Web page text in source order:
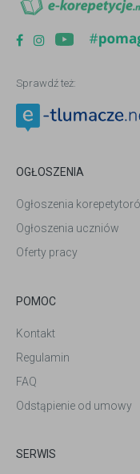
Sprawdź też:
OGŁOSZENIA
Ogłoszenia
Ogłoszenia uczniów
Oferty pracy
POMOC
Kontakt
Regulamin
FAQ
Odstąpienie od umowy
SERWIS